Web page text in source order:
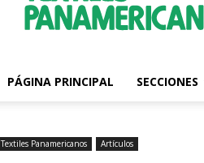
PÁGINA PRINCIPAL SECCIONES
Textiles Panamericanos Artículos